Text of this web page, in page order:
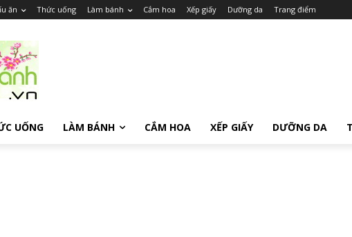
ăn Thức uống Làm bánh Cắm hoa Xếp giấy Dưỡng da Trang điểm
UỐNG LÀM BÁNH CẮM HOA XẾP GIẤY DƯỠNG DA